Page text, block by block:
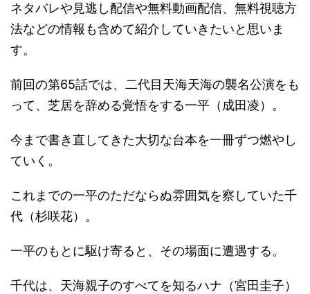
ネタバレや見逃し配信や無料動画配信、無料視聴方
法などの情報も含めて紹介していきたいと思いま
す。
前回の第65話では、二代目天海天海の襲名公演をも
って、芝居を辞める覚悟をする一平（成田凌）。
今まで書き直してきた大切な台本を一冊ずつ燃やし
ていく。
これまでの一平のただならぬ雰囲気を察していた千
代（杉咲花）。
一平のもとに駆け寄ると、その場面に遭遇する。
千代は、天海親子のすべてを知るハナ（宮田圭子）